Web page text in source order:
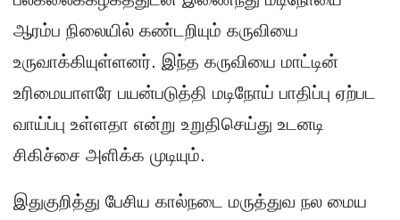
ஆரம்ப நிலையில் கண்டறியும் கருவியை
உருவாக்கியுள்ளனர். இந்த கருவியை மாட்டின்
உரிமையாளரே பயன்படுத்தி மடிநோய் பாதிப்பு ஏற்பட
வாய்ப்பு உள்ளதா என்று உறுதிசெய்து உடனடி
சிகிச்சை அளிக்க முடியும்.
இதுகுறித்து பேசிய கால்நடை மருத்துவ நல மைய